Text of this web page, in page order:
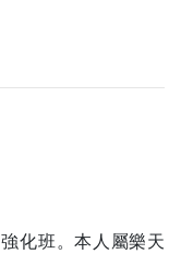
化班。本人屬樂天